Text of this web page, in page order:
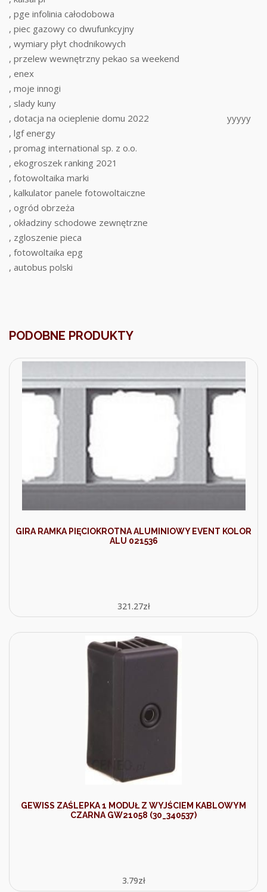
, pge infolinia całodobowa
, piec gazowy co dwufunkcyjny
, wymiary płyt chodnikowych
, przelew wewnętrzny pekao sa weekend
, enex
, moje innogi
, slady kuny
, dotacja na ocieplenie domu 2022
, lgf energy
, promag international sp. z o.o.
, ekogroszek ranking 2021
, fotowoltaika marki
, kalkulator panele fotowoltaiczne
, ogród obrzeża
, okładziny schodowe zewnętrzne
, zgloszenie pieca
, fotowoltaika epg
, autobus polski
yyyyy
PODOBNE PRODUKTY
GIRA RAMKA PIĘCIOKROTNA ALUMINIOWY EVENT KOLOR
ALU 021536
321.27zł
GEWISS ZAŚLEPKA 1 MODUŁ Z WYJŚCIEM KABLOWYM
CZARNA GW21058 (30_340537)
3.79zł